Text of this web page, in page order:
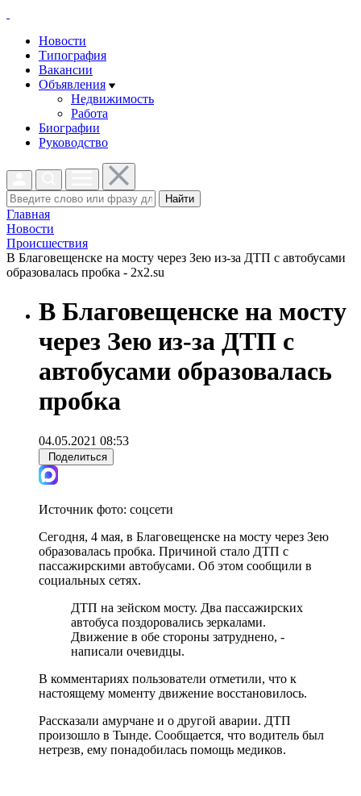
Новости
Типография
Вакансии
Объявления
Недвижимость
Работа
Биографии
Руководство
Найти
Главная
Новости
Проиcшествия
В Благовещенске на мосту через Зею из-за ДТП с автобусами
образовалась пробка - 2x2.su
В Благовещенске на мосту
через Зею из-за ДТП с
автобусами образовалась
пробка
04.05.2021 08:53
Поделиться
Источник фото: соцсети
Сегодня, 4 мая, в Благовещенске на мосту через Зею
образовалась пробка. Причиной стало ДТП с
пассажирскими автобусами. Об этом сообщили в
социальных сетях.
ДТП на зейском мосту. Два пассажирских
автобуса поздоровались зеркалами.
Движение в обе стороны затруднено, -
написали очевидцы.
В комментариях пользователи отметили, что к
настоящему моменту движение восстановилось.
Рассказали амурчане и о другой аварии. ДТП
произошло в Тынде. Сообщается, что водитель был
нетрезв, ему понадобилась помощь медиков.